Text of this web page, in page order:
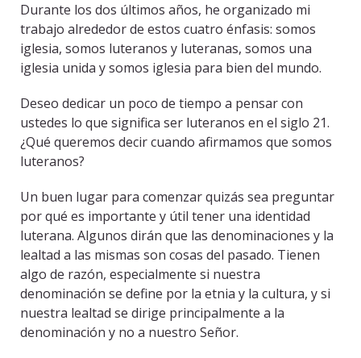
Durante los dos últimos años, he organizado mi
trabajo alrededor de estos cuatro énfasis: somos
iglesia, somos luteranos y luteranas, somos una
iglesia unida y somos iglesia para bien del mundo.
Deseo dedicar un poco de tiempo a pensar con
ustedes lo que significa ser luteranos en el siglo 21.
¿Qué queremos decir cuando afirmamos que somos
luteranos?
Un buen lugar para comenzar quizás sea preguntar
por qué es importante y útil tener una identidad
luterana. Algunos dirán que las denominaciones y la
lealtad a las mismas son cosas del pasado. Tienen
algo de razón, especialmente si nuestra
denominación se define por la etnia y la cultura, y si
nuestra lealtad se dirige principalmente a la
denominación y no a nuestro Señor.